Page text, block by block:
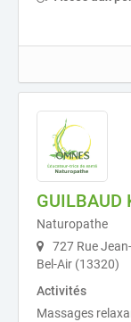
GUILBAUD
Naturopathe
727 Rue
Bel-Air (13320)
Activités
Massages